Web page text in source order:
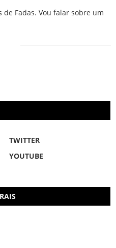
de Fadas. Vou falar sobre um
TWITTER
YOUTUBE